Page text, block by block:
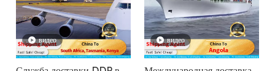
видео видео